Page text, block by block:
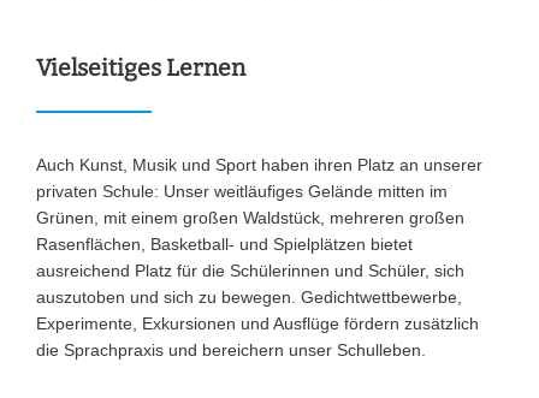
Vielseitiges Lernen
Auch Kunst, Musik und Sport haben ihren Platz an unserer
privaten Schule: Unser weitläufiges Gelände mitten im
Grünen, mit einem großen Waldstück, mehreren großen
Rasenflächen, Basketball- und Spielplätzen bietet
ausreichend Platz für die Schülerinnen und Schüler, sich
auszutoben und sich zu bewegen. Gedichtwettbewerbe,
Experimente, Exkursionen und Ausflüge fördern zusätzlich
die Sprachpraxis und bereichern unser Schulleben.